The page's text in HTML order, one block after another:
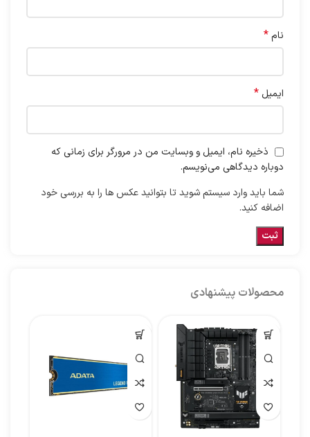
نام*
ایمیل *
ذخیره نام، ایمیل و وبسایت من در مرورگر برای زمانی که
دوباره دیدگاهی می‌نویسم.
شما باید وارد سیستم شوید تا بتوانید عکس ها را به بررسی خود
اضافه کنید.
محصولات پیشنهادی